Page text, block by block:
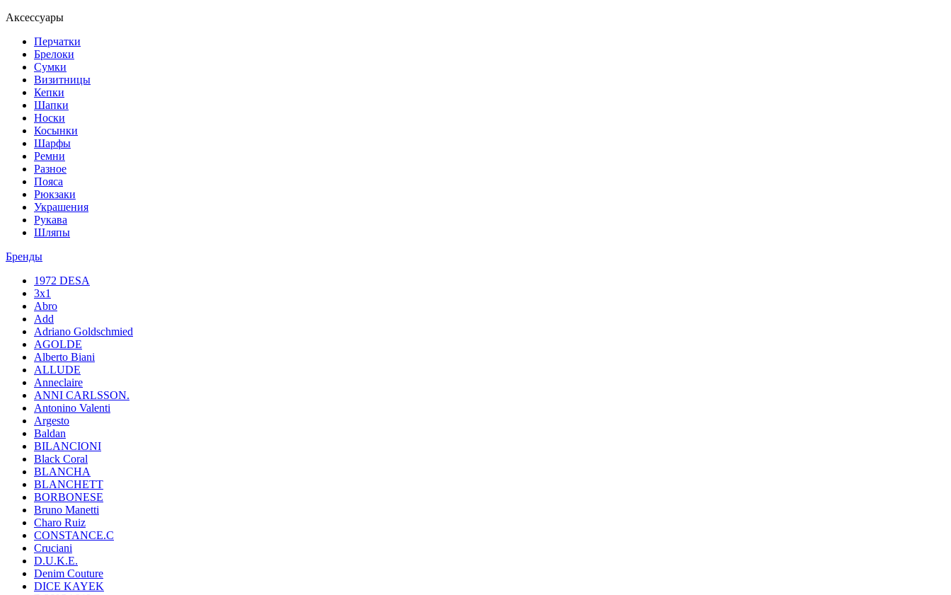
Аксессуары
Перчатки
Брелоки
Сумки
Визитницы
Кепки
Шапки
Носки
Косынки
Шарфы
Ремни
Разное
Пояса
Рюкзаки
Украшения
Рукава
Шляпы
Бренды
1972 DESA
3x1
Abro
Add
Adriano Goldschmied
AGOLDE
Alberto Biani
ALLUDE
Anneclaire
ANNI CARLSSON.
Antonino Valenti
Argesto
Baldan
BILANCIONI
Black Coral
BLANCHA
BLANCHETT
BORBONESE
Bruno Manetti
Charo Ruiz
CONSTANCE.C
Cruciani
D.U.K.E.
Denim Couture
DICE KAYEK